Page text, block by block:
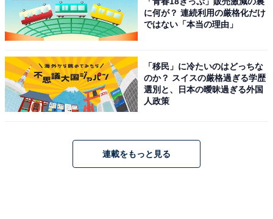
に何が？ 連続利用の厳格化だけ
ではない「本当の理由」
「移民」に冷たいのはどっちな
のか？ スイスの厳格過ぎる学歴
選別と、日本の曖昧過ぎる外国
人政策
連載をもっと見る